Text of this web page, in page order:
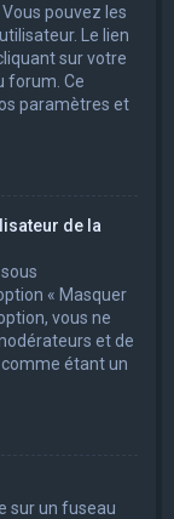
pouvez les
Le lien
sur votre
forum. Ce
paramètres et
de la
« Masquer
vous ne
et de
étant un
sur un fuseau